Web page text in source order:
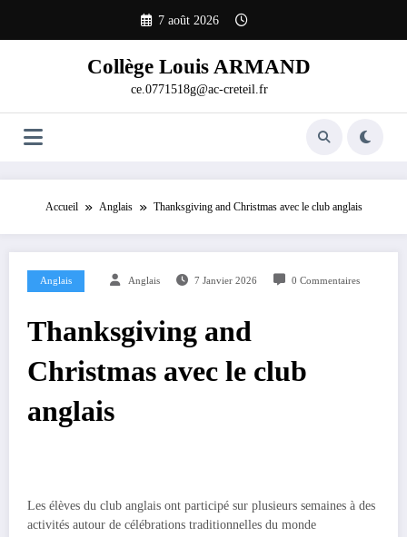
contenu
7 août 2026
Collège Louis ARMAND
ce.0771518g@ac-creteil.fr
Accueil Anglais Thanksgiving and Christmas avec le club anglais
Anglais Anglais 7 Janvier 2026 0 Commentaires
Thanksgiving and
Christmas avec le club
anglais
Les élèves du club anglais ont participé sur plusieurs semaines à des
activités autour de célébrations traditionnelles du monde